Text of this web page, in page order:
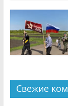
Свежие